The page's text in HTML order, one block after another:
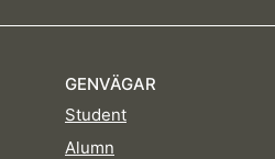
GENVÄGAR
Student
Alumn